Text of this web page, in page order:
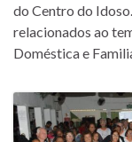
do Centro do
relacionados ao
Doméstica e